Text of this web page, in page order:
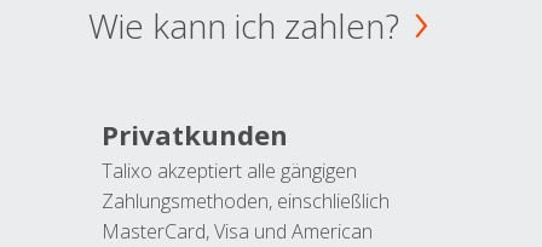
Wie kann ich zahlen?
Privatkunden
Talixo akzeptiert alle gängigen
Zahlungsmethoden, einschließlich
MasterCard, Visa und American